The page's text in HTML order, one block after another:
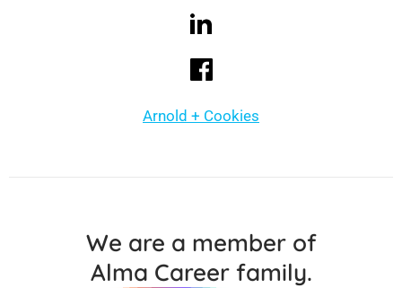
Arnold + Cookies
We are a member of
Alma Careerfamily.